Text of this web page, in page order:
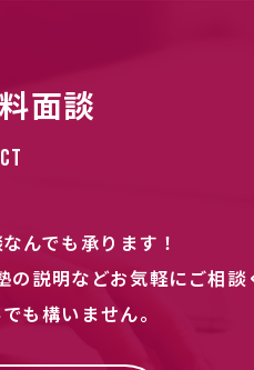
面談
んでも承ります！
説明などお気軽にご相談
も構いません。